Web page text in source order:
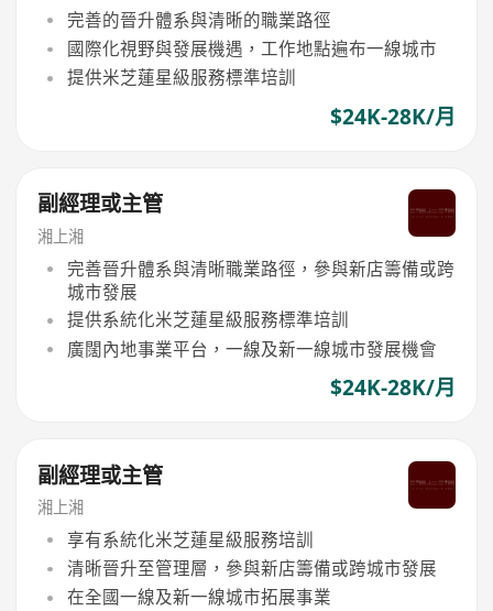
完善的晉升體系與清晰的職業路徑
國際化視野與發展機遇，工作地點遍布一線城市
提供米芝蓮星級服務標準培訓
$24K-28K/月
副經理或主管
湘上湘
完善晉升體系與清晰職業路徑，參與新店籌備或跨
城市發展
提供系統化米芝蓮星級服務標準培訓
廣闊內地事業平台，一線及新一線城市發展機會
$24K-28K/月
副經理或主管
湘上湘
享有系統化米芝蓮星級服務培訓
清晰晉升至管理層，參與新店籌備或跨城市發展
在全國一線及新一線城市拓展事業